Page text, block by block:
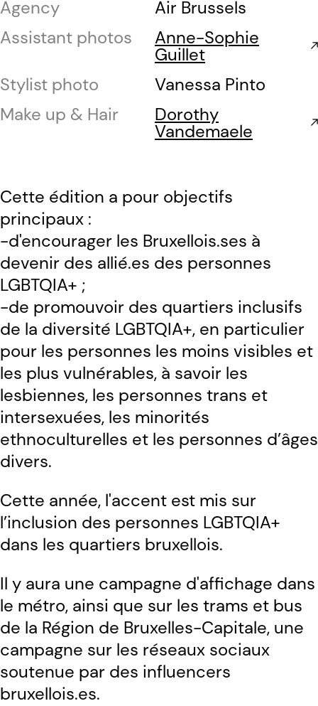
Agency
Air Brussels
Assistant photos
Anne-Sophie
Guillet
Stylist photo
Vanessa Pinto
Make up & Hair
Dorothy
Vandemaele
Cette édition a pour objectifs
principaux :
-d'encourager les Bruxellois.ses à
devenir des allié.es des personnes
LGBTQIA+ ;
-de promouvoir des quartiers inclusifs
de la diversité LGBTQIA+, en particulier
pour les personnes les moins visibles et
les plus vulnérables, à savoir les
lesbiennes, les personnes trans et
intersexuées, les minorités
ethnoculturelles et les personnes d’âges
divers.
Cette année, l'accent est mis sur
l’inclusion des personnes LGBTQIA+
dans les quartiers bruxellois.
Il y aura une campagne d'affichage dans
le métro, ainsi que sur les trams et bus
de la Région de Bruxelles-Capitale, une
campagne sur les réseaux sociaux
soutenue par des influencers
bruxellois.es.